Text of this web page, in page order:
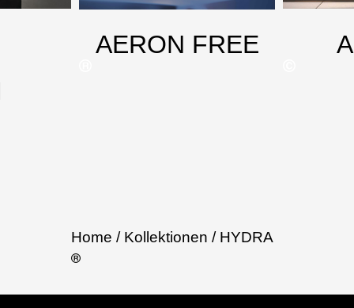
AERON FREE
Home / Kollektionen / HYDRA